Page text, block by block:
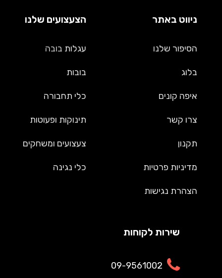
ניווט באתר
הסיפור שלנו
בלוג
איפה קונים
צרו קשר
תקנון
מדיניות פרטיות
הצהרת נגישות
הצעצועים שלנו
עגלות בובה
בובות
כלי תחבורה
תינוקות ופעוטות
צעצועים ומשחקים
כלי נגינה
שירות לקוחות
09-9561002